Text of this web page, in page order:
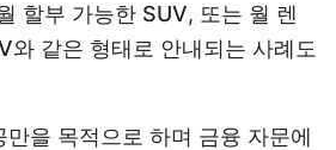
할부 가능한 SUV, 또는 월 렌
와 같은 형태로 안내되는 사례도
을 목적으로 하며 금융 자문에